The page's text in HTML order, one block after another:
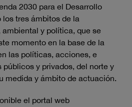
2030 para el Desarrollo
los tres ámbitos de la
y política, que se
momento en la base de la
las políticas, acciones, e
y privados, del norte y
medida y ámbito de actuación.
el portal web